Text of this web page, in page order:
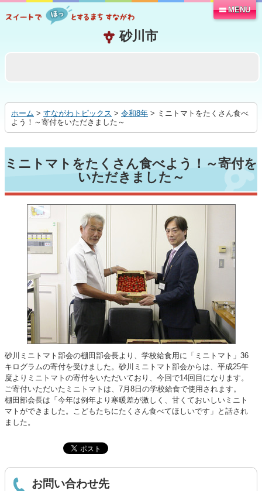
る
MENU
ホーム > すながわトピックス > 令和8年 > ミニトマトをたくさん食べ
よう！～寄付をいただきました～
ミニトマトをたくさん食べよう！～寄付を
いただきました～
砂川ミニトマト部会の棚田部会長より、学校給食用に「ミニトマト」36
キログラムの寄付を受けました。砂川ミニトマト部会からは、平成25年
度よりミニトマトの寄付をいただいており、今回で14回目になります。
ご寄付いただいたミニトマトは、7月8日の学校給食で使用されます。
棚田部会長は「今年は例年より寒暖差が激しく、甘くておいしいミニト
マトができました。こどもたちにたくさん食べてほしいです」と話され
ました。
お問い合わせ先